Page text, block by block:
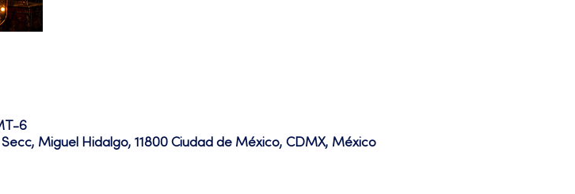
6
Miguel Hidalgo, 11800 Ciudad de México, CDMX, México